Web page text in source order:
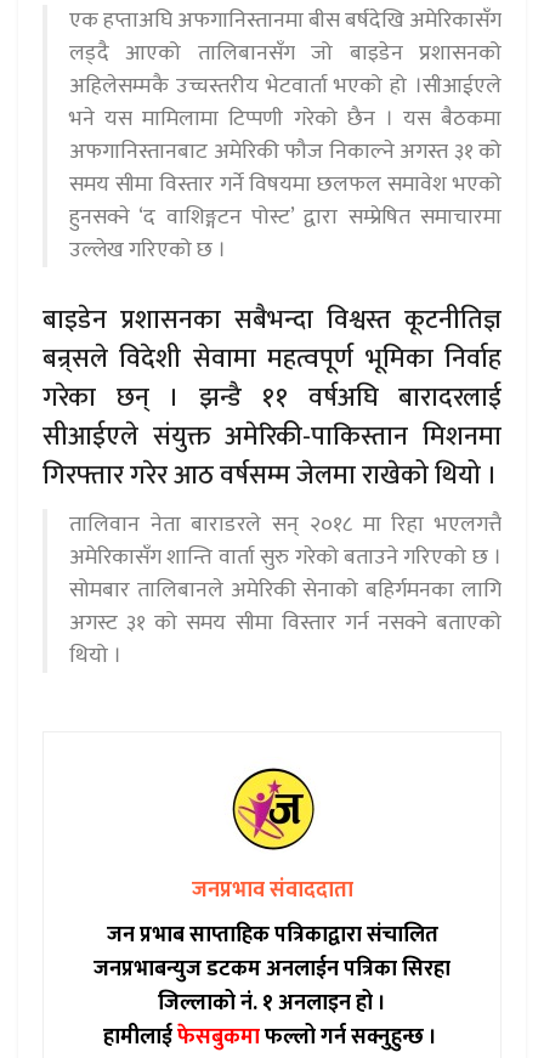
एक हप्ताअघि अफगानिस्तानमा बीस बर्षदेखि अमेरिकासँग
लड्दै आएको तालिबानसँग जो बाइडेन प्रशासनको
अहिलेसम्मकै उच्चस्तरीय भेटवार्ता भएको हो ।सीआईएले
भने यस मामिलामा टिप्पणी गरेको छैन । यस बैठकमा
अफगानिस्तानबाट अमेरिकी फौज निकाल्ने अगस्त ३१ को
समय सीमा विस्तार गर्ने विषयमा छलफल समावेश भएको
हुनसक्ने ‘द वाशिङ्गटन पोस्ट’ द्वारा सम्प्रेषित समाचारमा
उल्लेख गरिएको छ ।
बाइडेन प्रशासनका सबैभन्दा विश्वस्त कूटनीतिज्ञ
बन्र्सले विदेशी सेवामा महत्वपूर्ण भूमिका निर्वाह
गरेका छन् । झन्डै ११ वर्षअघि बारादरलाई
सीआईएले संयुक्त अमेरिकी-पाकिस्तान मिशनमा
गिरफ्तार गरेर आठ वर्षसम्म जेलमा राखेको थियो ।
तालिवान नेता बाराडरले सन् २०१८ मा रिहा भएलगत्तै
अमेरिकासँग शान्ति वार्ता सुरु गरेको बताउने गरिएको छ ।
सोमबार तालिबानले अमेरिकी सेनाको बहिर्गमनका लागि
अगस्ट ३१ को समय सीमा विस्तार गर्न नसक्ने बताएको
थियो ।
जनप्रभाव संवाददाता
जन प्रभाब साप्ताहिक पत्रिकाद्वारा संचालित
जनप्रभाबन्युज डटकम अनलाईन पत्रिका सिरहा
जिल्लाको नं. १ अनलाइन हो ।
हामीलाईफेसबुकमाफल्लो गर्न सक्नुहुन्छ ।